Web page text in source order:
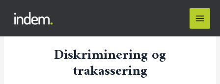
Diskriminering og
trakassering